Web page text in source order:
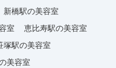
新橋駅の美容室
室
恵比寿駅の美容室
塚駅の美容室
美容室